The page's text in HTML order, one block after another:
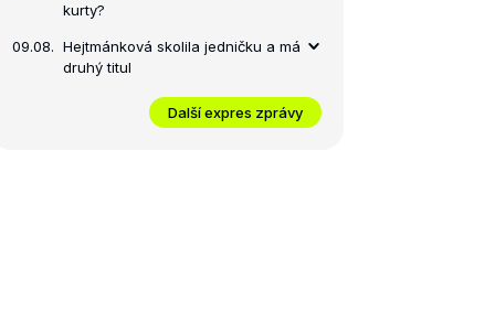
kurty?
09.08. Hejtmánková skolila jedničku a má
druhý titul
Další expres zprávy